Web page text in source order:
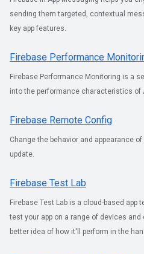
sending them targeted, contextual
key app features.
Firebase Performance
Firebase Performance Monitoring is a
into the performance characteristics of
Firebase Remote Config
Change the behavior and appearance
update.
Firebase Test Lab
Firebase Test Lab is a cloud-based
test your app on a range of devices
better idea of how it'll perform in the